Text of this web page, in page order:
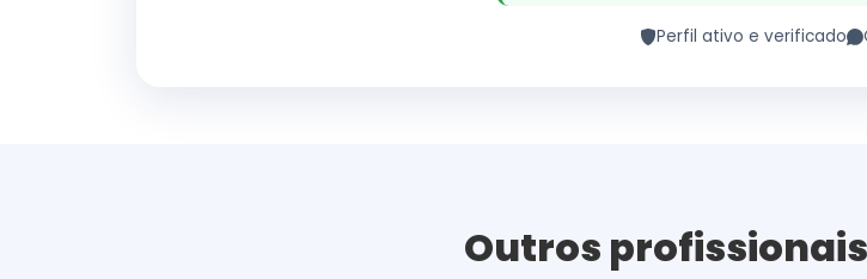
Perfil ativo e verificado
Outros